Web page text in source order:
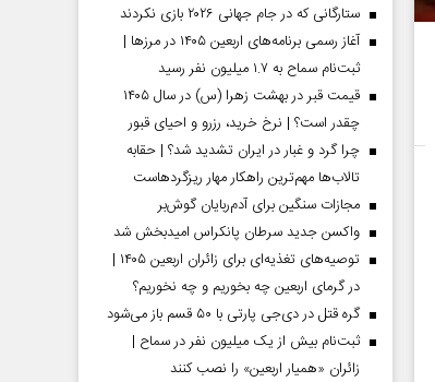
ستارگانی که در جام جهانی ۲۰۲۶ بازی نکردند
آغاز رسمی برنامه‌های اربعین ۱۴۰۵ در مرز‌ها |
ثبت‌نام سماح به ۱.۷ میلیون نفر رسید
قیمت قبر در بهشت زهرا (س) در سال ۱۴۰۵
چقدر است؟ | نرخ خرید، رزرو و احیای قبور
چرا گرد و غبار در ایران تشدید شد؟ | حقابه
تالاب‌ها مهم‌ترین راهکار مهار ریزگردهاست
مجازات سنگین برای آدم‌ربایان گوش‌بر
واکسن جدید سرطان پانکراس امیدبخش شد
توصیه‌های تغذیه‌ای برای زائران اربعین ۱۴۰۵ |
در گرمای اربعین چه بخوریم و چه نخوریم؟
گره قتل در دی‌جی پارتی با ۵۰ قسم باز می‌شود
ثبت‌نام بیش از یک میلیون نفر در سماح |
زائران «همیار اربعین» را نصب کنند